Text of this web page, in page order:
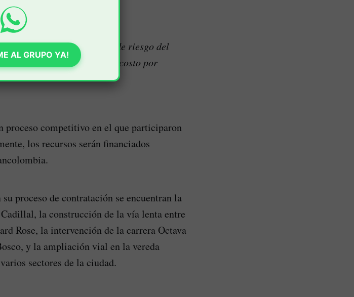
disminución en el nivel de riesgo del
y en un menor costo por
competitivo en el que participaron
los recursos serán financiados
proceso de contratación se encuentran la
la construcción de la vía lenta entre
Rose, la intervención de la carrera Octava
y la ampliación vial en la vereda
sectores de la ciudad.
AL GRUPO YA!